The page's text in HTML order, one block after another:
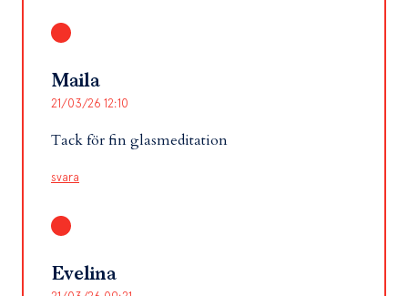
Maila
21/03/26 12:10
Tack för fin glasmeditation
svara
Evelina